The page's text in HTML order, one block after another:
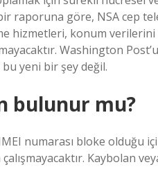
raporuna göre, NSA cep
hizmetleri, konum
Washington
yeni bir şey değil.
bulunur mu?
numarası bloke olduğu
Kaybolan